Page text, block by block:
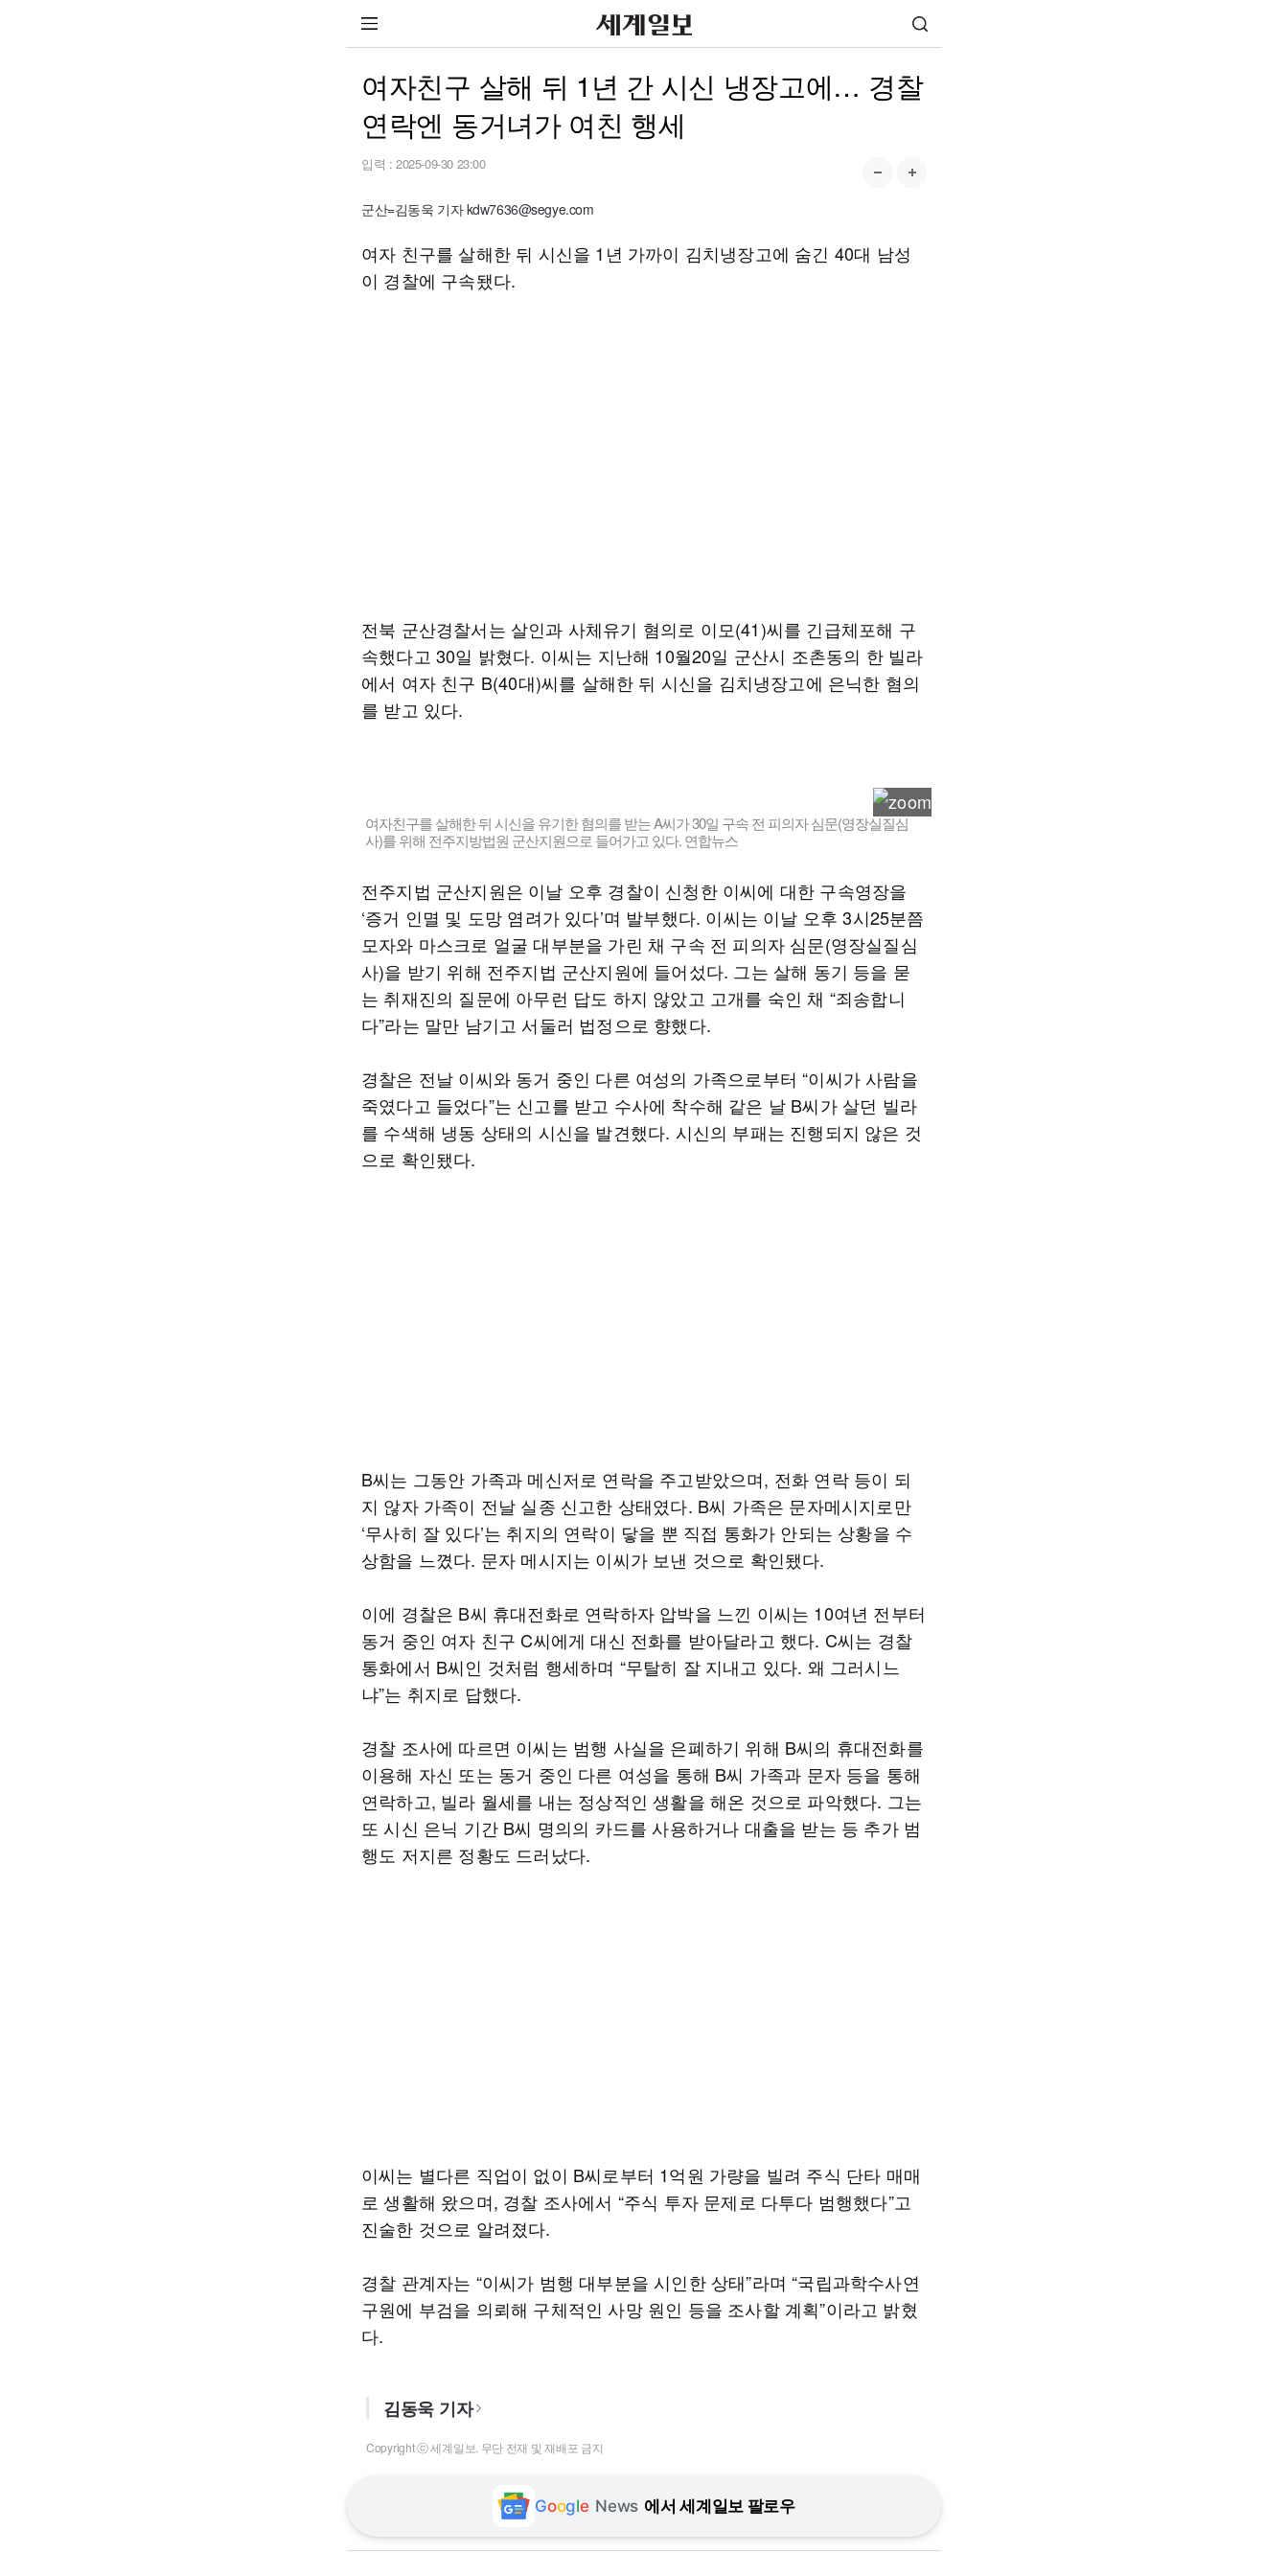
여자친구 살해 뒤 1년 간 시신 냉장고에… 경찰
연락엔 동거녀가 여친 행세
입력 : 2025-09-30 23:00
군산=김동욱 기자 kdw7636@segye.com
여자 친구를 살해한 뒤 시신을 1년 가까이 김치냉장고에 숨긴 40대 남성
이 경찰에 구속됐다.
전북 군산경찰서는 살인과 사체유기 혐의로 이모(41)씨를 긴급체포해 구
속했다고 30일 밝혔다. 이씨는 지난해 10월20일 군산시 조촌동의 한 빌라
에서 여자 친구 B(40대)씨를 살해한 뒤 시신을 김치냉장고에 은닉한 혐의
를 받고 있다.
여자친구를 살해한 뒤 시신을 유기한 혐의를 받는 A씨가 30일 구속 전 피의자 심문(영장실질심
사)를 위해 전주지방법원 군산지원으로 들어가고 있다. 연합뉴스
전주지법 군산지원은 이날 오후 경찰이 신청한 이씨에 대한 구속영장을
‘증거 인멸 및 도망 염려가 있다’며 발부했다. 이씨는 이날 오후 3시25분쯤
모자와 마스크로 얼굴 대부분을 가린 채 구속 전 피의자 심문(영장실질심
사)을 받기 위해 전주지법 군산지원에 들어섰다. 그는 살해 동기 등을 묻
는 취재진의 질문에 아무런 답도 하지 않았고 고개를 숙인 채 “죄송합니
다”라는 말만 남기고 서둘러 법정으로 향했다.
경찰은 전날 이씨와 동거 중인 다른 여성의 가족으로부터 “이씨가 사람을
죽였다고 들었다”는 신고를 받고 수사에 착수해 같은 날 B씨가 살던 빌라
를 수색해 냉동 상태의 시신을 발견했다. 시신의 부패는 진행되지 않은 것
으로 확인됐다.
B씨는 그동안 가족과 메신저로 연락을 주고받았으며, 전화 연락 등이 되
지 않자 가족이 전날 실종 신고한 상태였다. B씨 가족은 문자메시지로만
‘무사히 잘 있다’는 취지의 연락이 닿을 뿐 직접 통화가 안되는 상황을 수
상함을 느꼈다. 문자 메시지는 이씨가 보낸 것으로 확인됐다.
이에 경찰은 B씨 휴대전화로 연락하자 압박을 느낀 이씨는 10여년 전부터
동거 중인 여자 친구 C씨에게 대신 전화를 받아달라고 했다. C씨는 경찰
통화에서 B씨인 것처럼 행세하며 “무탈히 잘 지내고 있다. 왜 그러시느
냐”는 취지로 답했다.
경찰 조사에 따르면 이씨는 범행 사실을 은폐하기 위해 B씨의 휴대전화를
이용해 자신 또는 동거 중인 다른 여성을 통해 B씨 가족과 문자 등을 통해
연락하고, 빌라 월세를 내는 정상적인 생활을 해온 것으로 파악했다. 그는
또 시신 은닉 기간 B씨 명의의 카드를 사용하거나 대출을 받는 등 추가 범
행도 저지른 정황도 드러났다.
이씨는 별다른 직업이 없이 B씨로부터 1억원 가량을 빌려 주식 단타 매매
로 생활해 왔으며, 경찰 조사에서 “주식 투자 문제로 다투다 범행했다”고
진술한 것으로 알려졌다.
경찰 관계자는 “이씨가 범행 대부분을 시인한 상태”라며 “국립과학수사연
구원에 부검을 의뢰해 구체적인 사망 원인 등을 조사할 계획”이라고 밝혔
다.
김동욱 기자
Copyright ⓒ 세계일보. 무단 전재 및 재배포 금지
Google News 에서 세계일보 팔로우